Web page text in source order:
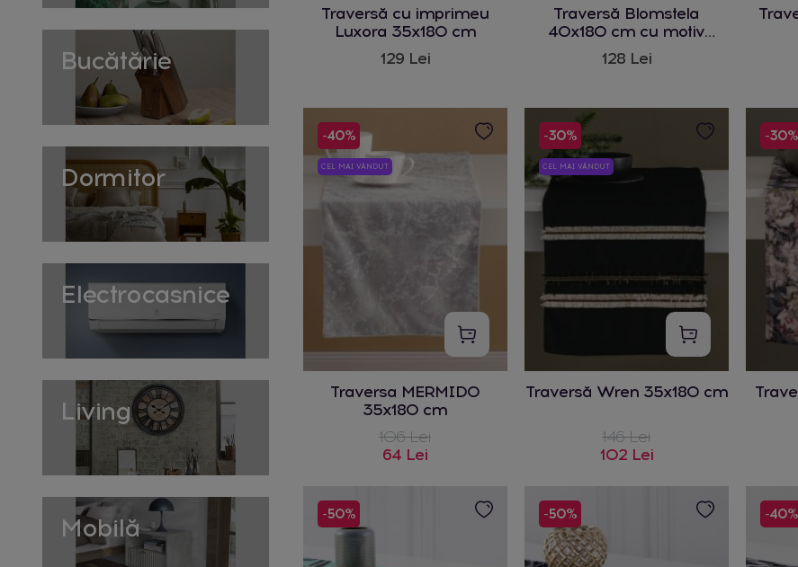
Bucătărie
Dormitor
Electrocasnice
Living
Mobilă
Traversă cu imprimeu
Luxora 35x180 cm
129 Lei
Traversă Blomstela
40x180 cm cu motiv
vegetal
128 Lei
-40%
CEL MAI VÂNDUT
Traversa MERMIDO
35x180 cm
106 Lei
64 Lei
-30%
CEL MAI VÂNDUT
Traversă Wren 35x180 cm
146 Lei
102 Lei
-30%
-50% -50% -40%